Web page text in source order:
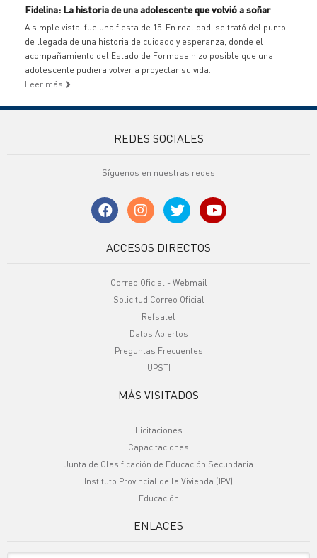
Fidelina: La historia de una adolescente que volvió a soñar
A simple vista, fue una fiesta de 15. En realidad, se trató del punto
de llegada de una historia de cuidado y esperanza, donde el
acompañamiento del Estado de Formosa hizo posible que una
adolescente pudiera volver a proyectar su vida.
Leer más
REDES SOCIALES
Síguenos en nuestras redes
ACCESOS DIRECTOS
Correo Oficial - Webmail
Solicitud Correo Oficial
Refsatel
Datos Abiertos
Preguntas Frecuentes
UPSTI
MÁS VISITADOS
Licitaciones
Capacitaciones
Junta de Clasificación de Educación Secundaria
Instituto Provincial de la Vivienda (IPV)
Educación
ENLACES